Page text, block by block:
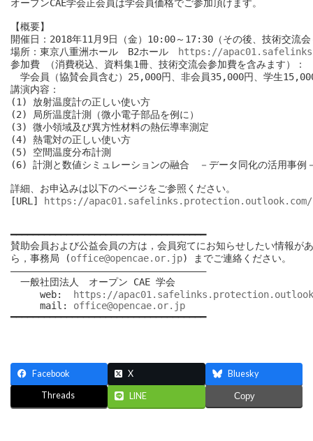
オープンCAE学会正会員は学会員価格でご参加頂けます。
【概要】
開催日：2018年11月9日（金）10:00～17:30（その後、技術交流
場所：東京八重洲ホール　B2ホール
https://
参加費 （消費税込、資料集1冊、技術交流会参加費を含みます）：
学会員（協賛会員含む）25,000円、非会員35,000円、学生
講演内容：
(1) 放射温度計の正しい使い方
(2) 局所温度計測（微小電子部品を例に）
(3) 微小領域及び異方性材料の熱伝導率測定
(4) 熱電対の正しい使い方
(5) 空間温度分布計測
(6) 計測と数値シミュレーションの融合　－データ同化の活用事例
詳細、お申込みは以下のページをご参照ください。
[URL]
https://apac01.safelinks.protection.outlook.com/
━━━━━━━━━━━━━━━━━━━━━━━━━━━━━━━━━━━
賛助会員および公益会員の方は，会員宛てにお知らせしたい情報が
ら，事務局 (office@opencae.or.jp) までご連絡ください。
―――――――――――――――――――――――――――――――――――
一般社団法人　オープン CAE 学会
web:
https://apac01.safelinks.protection.outlook.com/
mail: office@opencae.or.jp
━━━━━━━━━━━━━━━━━━━━━━━━━━━━━━━━━━━
Facebook X Bluesky
Threads LINE Copy